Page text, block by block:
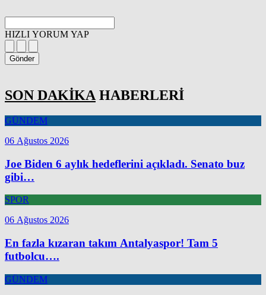
HIZLI YORUM YAP
Gönder
SON DAKİKA HABERLERİ
GÜNDEM
06 Ağustos 2026
Joe Biden 6 aylık hedeflerini açıkladı. Senato buz
gibi…
SPOR
06 Ağustos 2026
En fazla kızaran takım Antalyaspor! Tam 5
futbolcu….
GÜNDEM